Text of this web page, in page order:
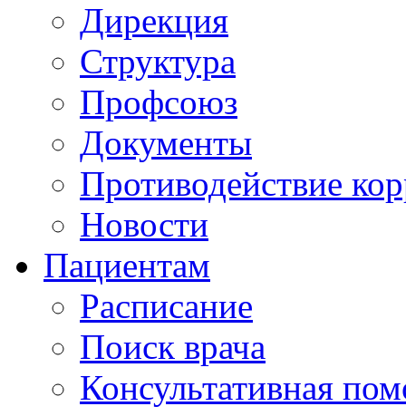
Дирекция
Структура
Профсоюз
Документы
Противодействие
Новости
Пациентам
Расписание
Поиск врача
Консультативная